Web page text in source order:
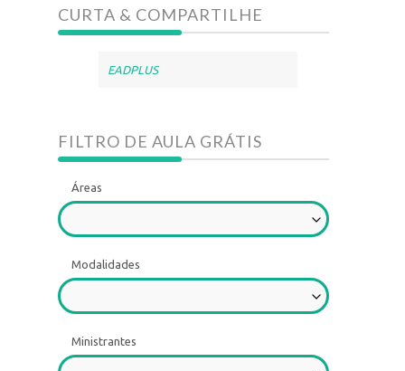
CURTA & COMPARTILHE
EADPLUS
FILTRO DE AULA GRÁTIS
Áreas
Modalidades
Ministrantes